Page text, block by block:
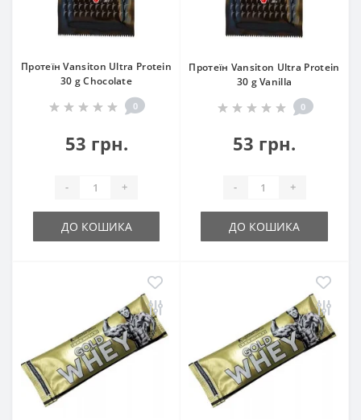
Протеїн Vansiton Ultra Protein
30 g Chocolate
0
53 грн.
- +
ДО КОШИКА
Протеїн Vansiton Ultra Protein
30 g Vanilla
0
53 грн.
- +
ДО КОШИКА